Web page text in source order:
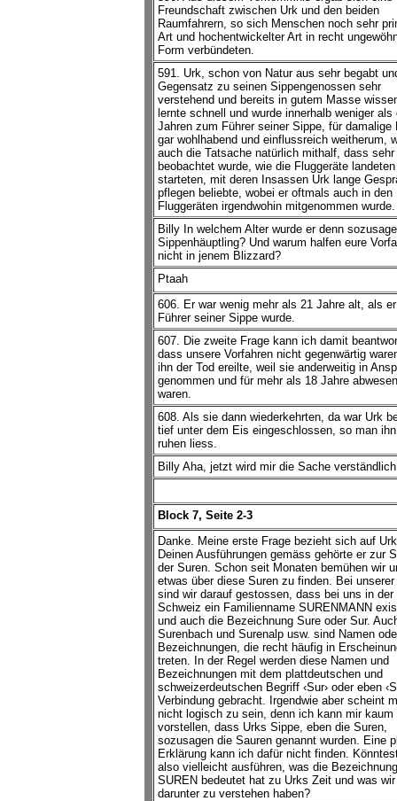
Freundschaft zwischen Urk und den beiden
Raumfahrern, so sich Menschen noch sehr
Art und hochentwickelter Art in recht
Form verbündeten.
591. Urk, schon von Natur aus sehr begabt
Gegensatz zu seinen Sippengenossen sehr
verstehend und bereits in gutem Masse
lernte schnell und wurde innerhalb weniger als
Jahren zum Führer seiner Sippe, für damalige
gar wohlhabend und einflussreich weitherum,
auch die Tatsache natürlich mithalf, dass sehr
beobachtet wurde, wie die Fluggeräte
starteten, mit deren Insassen Urk lange
pflegen beliebte, wobei er oftmals auch in den
Fluggeräten irgendwohin mitgenommen wurde.
Billy In welchem Alter wurde er denn
Sippenhäuptling? Und warum halfen eure
nicht in jenem Blizzard?
Ptaah
606. Er war wenig mehr als 21 Jahre alt, als
Führer seiner Sippe wurde.
607. Die zweite Frage kann ich damit
dass unsere Vorfahren nicht gegenwärtig
ihn der Tod ereilte, weil sie anderweitig in
genommen und für mehr als 18 Jahre
waren.
608. Als sie dann wiederkehrten, da war Urk
tief unter dem Eis eingeschlossen, so man
ruhen liess.
Billy Aha, jetzt wird mir die Sache
Block 7, Seite 2-3
Danke. Meine erste Frage bezieht sich auf
Deinen Ausführungen gemäss gehörte er zur
der Suren. Schon seit Monaten bemühen wir
etwas über diese Suren zu finden. Bei unserer
sind wir darauf gestossen, dass bei uns in der
Schweiz ein Familienname SURENMANN
und auch die Bezeichnung Sure oder Sur.
Surenbach und Surenalp usw. sind Namen
Bezeichnungen, die recht häufig in
treten. In der Regel werden diese Namen und
Bezeichnungen mit dem plattdeutschen und
schweizerdeutschen Begriff ‹Sur› oder eben
Verbindung gebracht. Irgendwie aber scheint
nicht logisch zu sein, denn ich kann mir kaum
vorstellen, dass Urks Sippe, eben die Suren,
sozusagen die Sauren genannt wurden. Eine
Erklärung kann ich dafür nicht finden.
also vielleicht ausführen, was die Bezeichnung
SUREN bedeutet hat zu Urks Zeit und was
darunter zu verstehen haben?